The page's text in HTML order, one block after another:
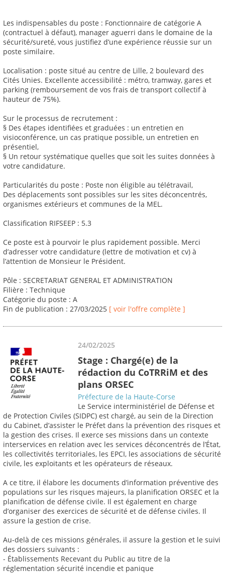
Les indispensables du poste : Fonctionnaire de catégorie A
(contractuel à défaut), manager aguerri dans le domaine de la
sécurité/sureté, vous justifiez d’une expérience réussie sur un
poste similaire.
Localisation : poste situé au centre de Lille, 2 boulevard des
Cités Unies. Excellente accessibilité : métro, tramway, gares et
parking (remboursement de vos frais de transport collectif à
hauteur de 75%).
Sur le processus de recrutement :
§ Des étapes identifiées et graduées : un entretien en
visioconférence, un cas pratique possible, un entretien en
présentiel,
§ Un retour systématique quelles que soit les suites données à
votre candidature.
Particularités du poste : Poste non éligible au télétravail,
Des déplacements sont possibles sur les sites déconcentrés,
organismes extérieurs et communes de la MEL.
Classification RIFSEEP : 5.3
Ce poste est à pourvoir le plus rapidement possible. Merci
d’adresser votre candidature (lettre de motivation et cv) à
l’attention de Monsieur le Président.
Pôle : SECRETARIAT GENERAL ET ADMINISTRATION
Filière : Technique
Catégorie du poste : A
Fin de publication : 27/03/2025 [ voir l'offre complète ]
24/02/2025
Stage : Chargé(e) de la
rédaction du CoTRRiM et des
plans ORSEC
Préfecture de la Haute-Corse
Le Service interministériel de Défense et
de Protection Civiles (SIDPC) est chargé, au sein de la Direction
du Cabinet, d’assister le Préfet dans la prévention des risques et
la gestion des crises. Il exerce ses missions dans un contexte
interservices en relation avec les services déconcentrés de l’État,
les collectivités territoriales, les EPCI, les associations de sécurité
civile, les exploitants et les opérateurs de réseaux.
A ce titre, il élabore les documents d’information préventive des
populations sur les risques majeurs, la planification ORSEC et la
planification de défense civile. Il est également en charge
d’organiser des exercices de sécurité et de défense civiles. Il
assure la gestion de crise.
Au-delà de ces missions générales, il assure la gestion et le suivi
des dossiers suivants :
- Établissements Recevant du Public au titre de la
réglementation sécurité incendie et panique